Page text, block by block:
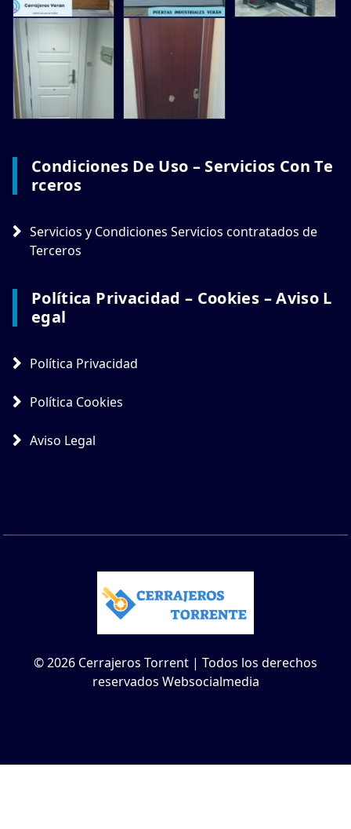
Condiciones De Uso – Servicios Con Te
Rceros
Servicios y Condiciones Servicios contratados de
Terceros
Política Privacidad – Cookies – Aviso L
Egal
Política Privacidad
Política Cookies
Aviso Legal
© 2026 Cerrajeros Torrent | Todos los derechos
reservados Websocialmedia